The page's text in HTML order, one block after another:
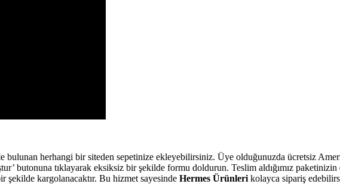
herhangi bir siteden sepetinize ekleyebilirsiniz. Üye olduğunuzda ücretsiz
butonuna tıklayarak eksiksiz bir şekilde formu doldurun. Teslim aldığımız
şekilde kargolanacaktır. Bu hizmet sayesinde Hermes Ürünleri kolayca sipariş